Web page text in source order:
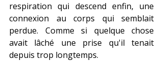
respiration qui descend enfin, une
connexion au corps qui semblait
perdue. Comme si quelque chose
avait lâché une prise qu'il tenait
depuis trop longtemps.